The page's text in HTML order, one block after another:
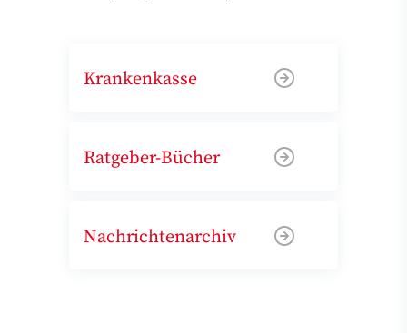
Krankenkasse
Ratgeber-Bücher
Nachrichtenarchiv